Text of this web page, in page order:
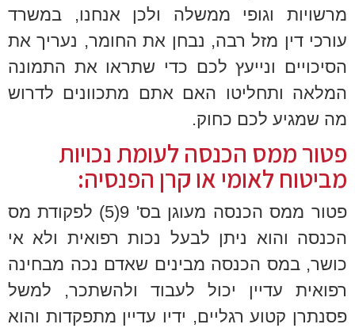
מרשויות וגופי ממשלה ולכן אנחנו, במשרד
עורכי דין מזל רבה, נבחן את החומר, נעריך את
הסיכויים ונייעץ לכם כדי שתראו את התמונה
המלאה ותחליטו האם אתם מתכוונים לדרוש
מה שמגיע לכם כחוק.
פטור ממס הכנסה לעומת נכויות
מביטוח לאומי או קרן הפנסיה:
פטור ממס הכנסה מעוגן בס' 9(5) לפקודת מס
הכנסה והוא ניתן לבעל נכות רפואית ולא אי
כושר, במס הכנסה מבינים שאדם נכה מבחינה
רפואית עדיין יכול לעבוד ולהשתכר, למשל
פסנתרן קטוע רגליים, ידיו עדיין מתפקדות והוא